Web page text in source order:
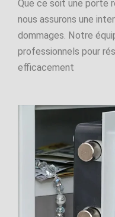
Que ce soit une porte
nous assurons une
dommages. Notre
professionnels pour
efficacement